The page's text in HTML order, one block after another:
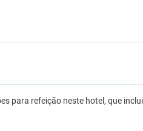
para refeição neste hotel, que